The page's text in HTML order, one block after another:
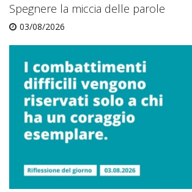
Spegnere la miccia delle parole
03/08/2026